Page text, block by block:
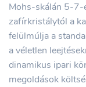
Mohs-skálán 5-7-
zafírkristálytól a
felülmúlja a
a véletlen
dinamikus ipari
megoldások